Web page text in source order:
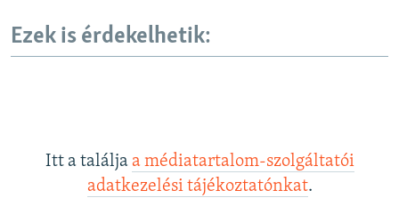
Ezek is érdekelhetik:
Itt a találja a médiatartalom-szolgáltatói
adatkezelési tájékoztatónkat.